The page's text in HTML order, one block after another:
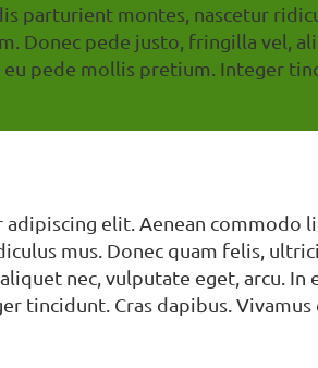
parturient montes, nascetur
Donec pede justo, fringilla vel,
pede mollis pretium. Integer
elit. Aenean commodo
mus. Donec quam felis,
nec, vulputate eget, arcu.
tincidunt. Cras dapibus.